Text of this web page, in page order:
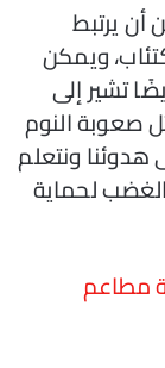
أن يرتبط
ويمكن
تشير إلى
صعوبة النوم
ونتعلم
لحماية
مطاعم